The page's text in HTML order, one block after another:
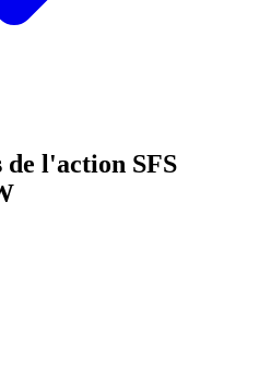
de l'action SFS